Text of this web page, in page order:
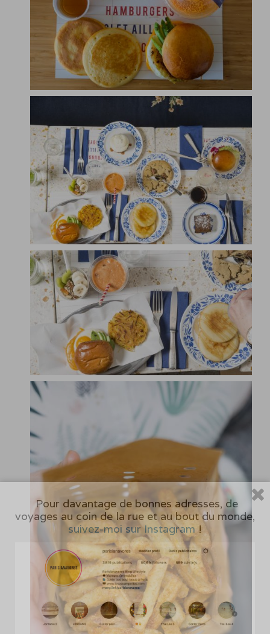
Pour davantage de bonnes adresses, de
voyages au coin de la rue et au bout du monde,
suivez-moi sur Instagram !